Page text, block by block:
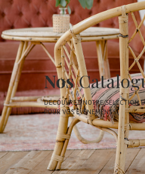
Nos
DÉCOUVREZ NOTRE SÉLECTION
POUR VOS ÉVÉNEMENTS